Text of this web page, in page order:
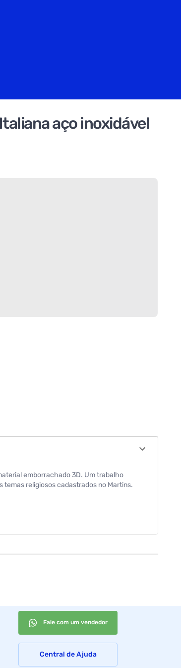
aço inoxidável
emborrachado 3D. Um trabalho
temas religiosos cadastrados no Martins.
Fale com um vendedor
Central de Ajuda